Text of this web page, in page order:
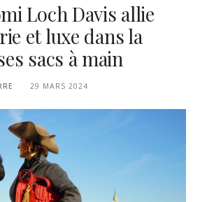
Loch Davis allie
et luxe dans la
sacs à main
29 MARS 2024